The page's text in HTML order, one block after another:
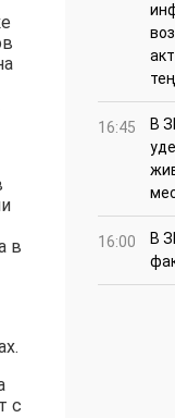
в
с
16:45
В
16:00
В